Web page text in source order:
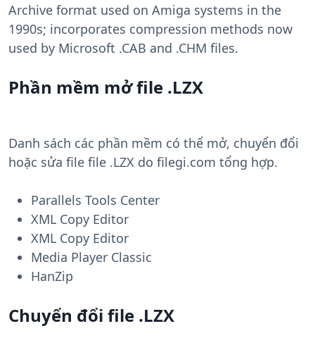
Archive format used on Amiga systems in the
1990s; incorporates compression methods now
used by Microsoft .CAB and .CHM files.
Phần mềm mở file .LZX
Danh sách các phần mềm có thể mở, chuyển đổi
hoặc sửa file file .LZX do filegi.com tổng hợp.
Parallels Tools Center
XML Copy Editor
XML Copy Editor
Media Player Classic
HanZip
Chuyển đổi file .LZX